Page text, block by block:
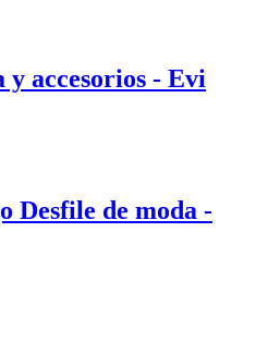
accesorios - Evi
Desfile de moda -